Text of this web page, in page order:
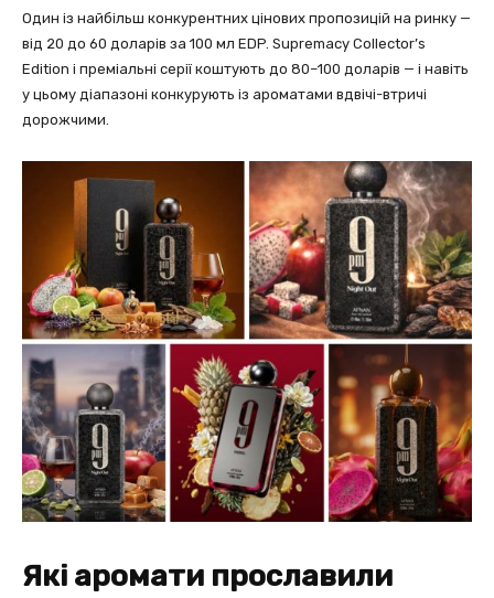
Один із найбільш конкурентних цінових пропозицій на ринку —
від 20 до 60 доларів за 100 мл EDP. Supremacy Collector’s
Edition і преміальні серії коштують до 80–100 доларів — і навіть
у цьому діапазоні конкурують із ароматами вдвічі-втричі
дорожчими.
Які аромати прославили